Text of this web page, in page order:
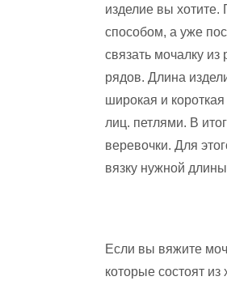
изделие вы
способом, а уже
связать мочалку
рядов. Длина
широкая и
лиц. петлями. В
веревочки. Для
вязку нужной
Если вы вяжите
которые состоят